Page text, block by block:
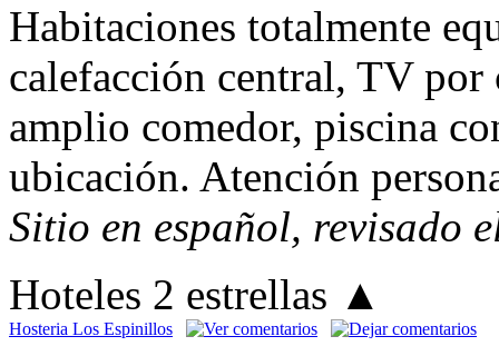
Habitaciones totalmente
calefacción central, TV
amplio comedor, piscina
ubicación. Atención
Sitio en español, revisado
Hoteles 2 estrellas ▲
Hosteria Los Espinillos